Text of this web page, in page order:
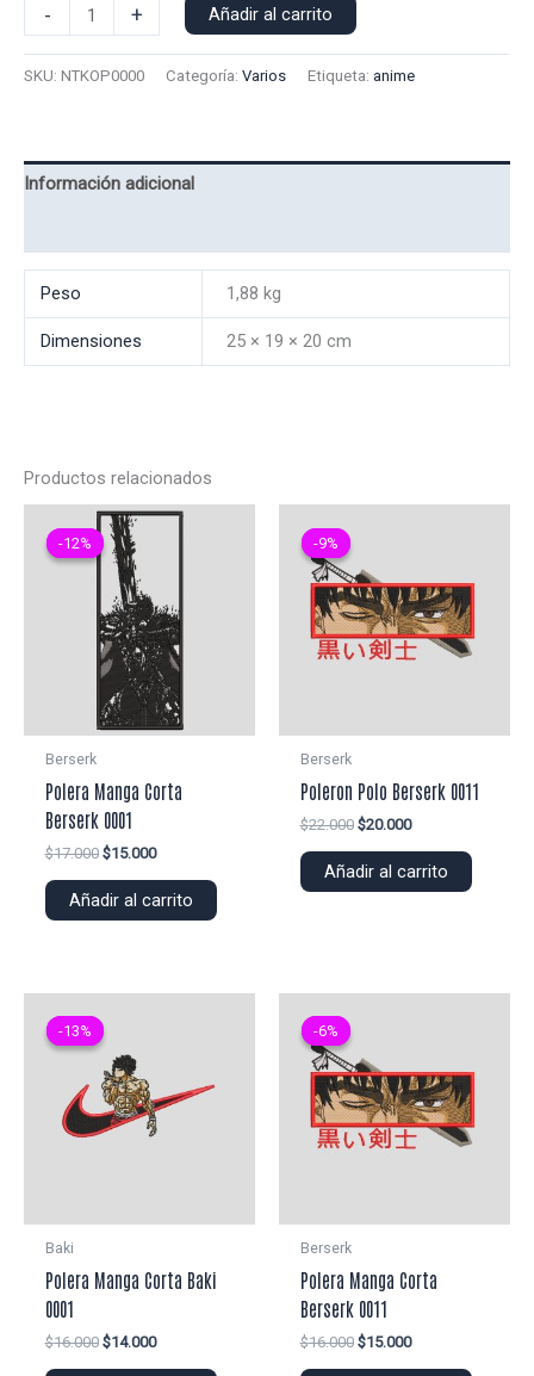
-
Polo
+ Añadir al carrito
SKU: NTKOP0000 Categoría: Varios Etiqueta: anime
Información adicional
Peso 1,88 kg
Dimensiones 25 × 19 × 20 cm
Productos relacionados
-12%
-12%
Berserk
Polera Manga Corta
Berserk 0001
$17.000 El
original
$15.000El
actual
Añadir al carrito
-9%
-9%
Berserk
Poleron Polo Berserk 0011
$22.000 El
original
$20.000El
actual
Añadir al carrito
-13%
-13%
Baki
Polera Manga Corta Baki
0001
$16.000 El
$14.000El
-6%
-6%
Berserk
Polera Manga Corta
Berserk 0011
$16.000 El
$15.000El